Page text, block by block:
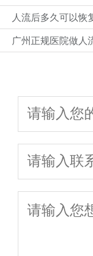
人流后多久可以恢
广州正规医院做人